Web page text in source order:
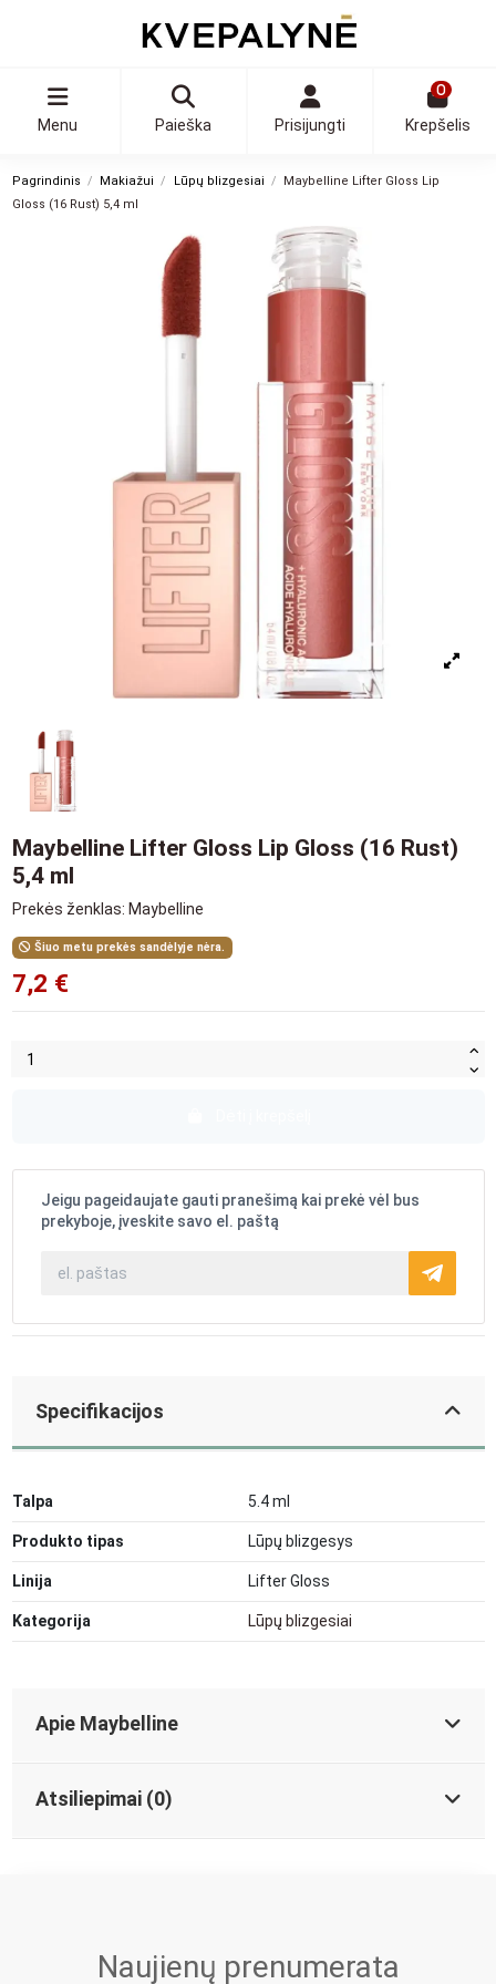
Menu Paieška Prisijungti
0
Krepšelis
Pagrindinis Makiažui Lūpų blizgesiai
Maybelline Lifter Gloss Lip
Gloss (16 Rust) 5,4 ml
Maybelline Lifter Gloss Lip Gloss (16 Rust)
5,4 ml
Prekės ženklas: Maybelline
Šiuo metu prekės sandėlyje nėra.
7,2 €
Jeigu pageidaujate gauti pranešimą kai prekė vėl bus
prekyboje, įveskite savo el. paštą
Specifikacijos
Talpa 5.4 ml
Produkto tipas Lūpų blizgesys
Linija Lifter Gloss
Kategorija Lūpų blizgesiai
Apie Maybelline
Atsiliepimai (0)
Naujienų prenumerata